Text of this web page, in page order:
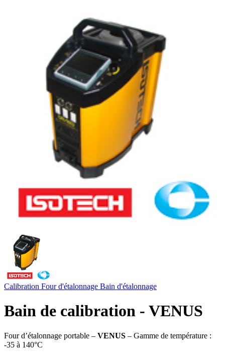
Calibration Four d'étalonnage Bain d'étalonnage
Bain de calibration - VENUS
Four d’étalonnage portable – VENUS – Gamme de température :
-35 à 140°C